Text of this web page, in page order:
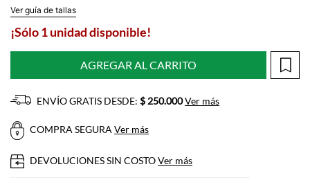
Ver guía de tallas
¡Sólo 1 unidad disponible!
AGREGAR AL CARRITO
ENVÍO GRATIS DESDE: $ 250.000Ver más
COMPRA SEGURA Ver más
DEVOLUCIONES SIN COSTOVer más